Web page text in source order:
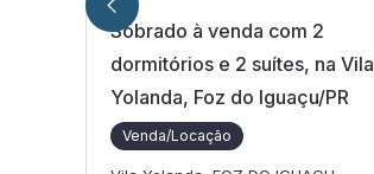
Sobrado à venda com 2
dormitórios e 2 suítes, na Vila
Yolanda, Foz do Iguaçu/PR
Venda/Locação